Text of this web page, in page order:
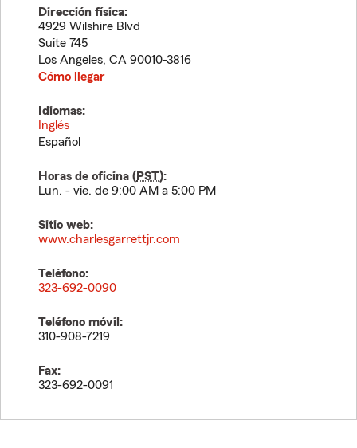
Dirección física:
4929 Wilshire Blvd
Suite 745
Los Angeles, CA 90010-3816
Cómo llegar
Idiomas:
Inglés
Español
Horas de oficina (PST):
Lun. - vie. de 9:00 AM a 5:00 PM
Sitio web:
www.charlesgarrettjr.com
Teléfono:
323-692-0090
Teléfono móvil:
310-908-7219
Fax:
323-692-0091